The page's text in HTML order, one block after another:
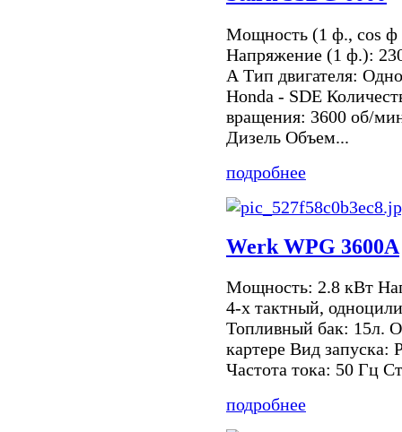
Мощность (1 ф., cos ф
Напряжение (1 ф.):
А Тип двигателя:
Honda - SDE
вращения: 3600 об/
Дизель Объем...
подробнее
Werk WPG 3600A
Мощность: 2.8 кВт
4-х тактный,
Топливный бак: 15л.
картере Вид
Частота тока: 50 Гц
подробнее